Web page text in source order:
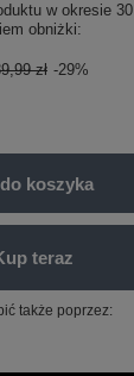
w okresie
obniżki:
zł -29%
koszyka
także poprzez: